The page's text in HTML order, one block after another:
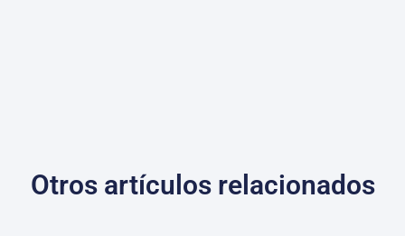
Otros artículos relacionados